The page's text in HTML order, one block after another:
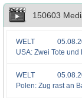
150603
WELT
USA: Zwei Tote
WELT
Polen: Zug rast an